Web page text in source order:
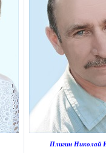
Плигин Николай